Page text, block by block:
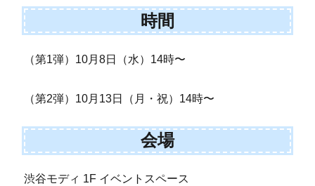
時間
（第1弾）10月8日（水）14時〜
（第2弾）10月13日（月・祝）14時〜
会場
渋谷モディ 1F イベントスペース